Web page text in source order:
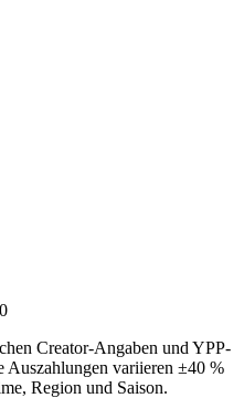
Creator-Angaben und YPP-
Auszahlungen variieren ±40 %
Region und Saison.